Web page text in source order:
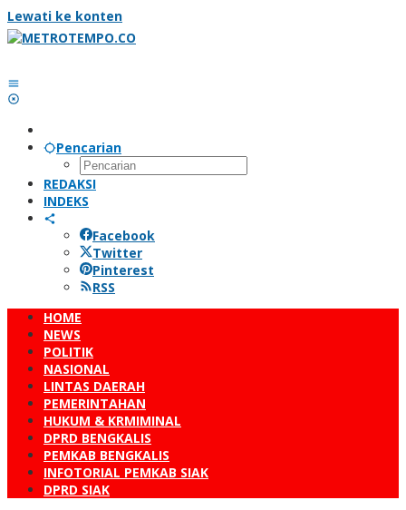
Lewati ke konten
Pencarian
REDAKSI
INDEKS
Facebook
Twitter
Pinterest
RSS
HOME
NEWS
POLITIK
NASIONAL
LINTAS DAERAH
PEMERINTAHAN
HUKUM & KRMIMINAL
DPRD BENGKALIS
PEMKAB BENGKALIS
INFOTORIAL PEMKAB SIAK
DPRD SIAK